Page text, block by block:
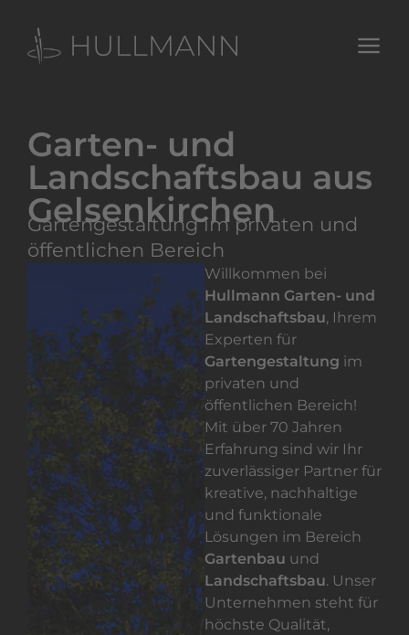
Garten- und
Landschaftsbau aus
Gelsenkirchen
Gartengestaltung im privaten und
öffentlichen Bereich
Willkommen bei
Hullmann Garten- und
Landschaftsbau, Ihrem
Experten für
Gartengestaltung im
privaten und
öffentlichen Bereich!
Mit über 70 Jahren
Erfahrung sind wir Ihr
zuverlässiger Partner für
kreative, nachhaltige
und funktionale
Lösungen im Bereich
Gartenbau und
Landschaftsbau. Unser
Unternehmen steht für
höchste Qualität,